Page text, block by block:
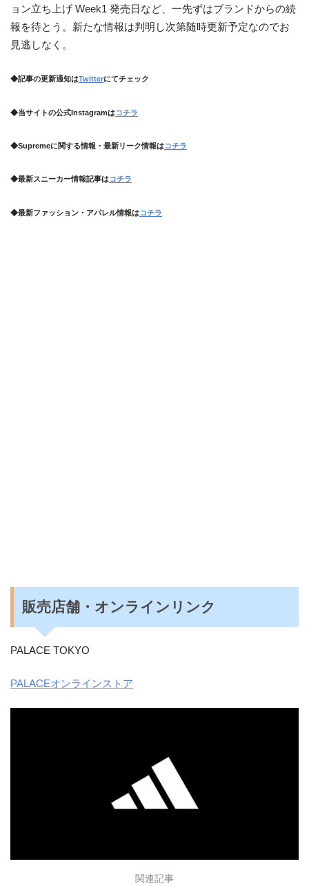
ョン立ち上げ Week1 発売日など、一先ずはブランドからの続
報を待とう。新たな情報は判明し次第随時更新予定なのでお
見逃しなく。
◆記事の更新通知はTwitterにてチェック
◆当サイトの公式Instagramはコチラ
◆Supremeに関する情報・最新リーク情報はコチラ
◆最新スニーカー情報記事はコチラ
◆最新ファッション・アパレル情報はコチラ
販売店舗・オンラインリンク
PALACE TOKYO
PALACEオンラインストア
関連記事